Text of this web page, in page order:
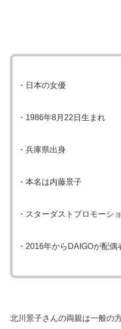
・日本の女優
・1986年8月22日生まれ
・兵庫県出身
・本名は内藤景子
・スターダストプロモーシ
・2016年からDAIGOが配偶
北川景子さんの両親は一般の